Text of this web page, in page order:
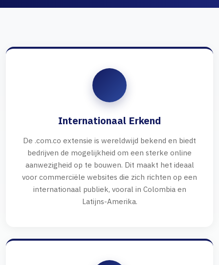
Internationaal Erkend
De .com.co extensie is wereldwijd bekend en biedt
bedrijven de mogelijkheid om een sterke online
aanwezigheid op te bouwen. Dit maakt het ideaal
voor commerciële websites die zich richten op een
internationaal publiek, vooral in Colombia en
Latijns-Amerika.